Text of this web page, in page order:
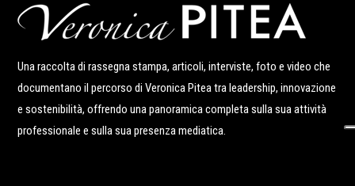
Una raccolta di rassegna stampa, articoli, interviste, foto e video che
documentano il percorso di Veronica Pitea tra leadership, innovazione
e sostenibilità, offrendo una panoramica completa sulla sua attività
professionale e sulla sua presenza mediatica.